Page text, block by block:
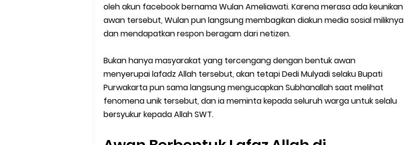
Penyebab dan Cara Memulihkan Akun Gojek Dibekukan
Cara Menghitung Penghasilan Grab Sesuai dengan Orderan
Cara Menggunakan Paket Telkomsel Mitra Gojek
5 Cara Top Up InDriver dengan Mudah
5 Biaya Potongan Shopee Food yang Perlu Kamu Ketahui
oleh akun facebook bernama Wulan Ameliawati. Karena merasa ada keunikan
awan tersebut, Wulan pun langsung membagikan diakun media sosial miliknya
dan mendapatkan respon beragam dari netizen.
Bukan hanya masyarakat yang tercengang dengan bentuk awan
menyerupai lafadz Allah tersebut, akan tetapi Dedi Mulyadi selaku Bupati
Purwakarta pun sama langsung mengucapkan Subhanallah saat melihat
fenomena unik tersebut, dan ia meminta kepada seluruh warga untuk selalu
bersyukur kepada Allah SWT.